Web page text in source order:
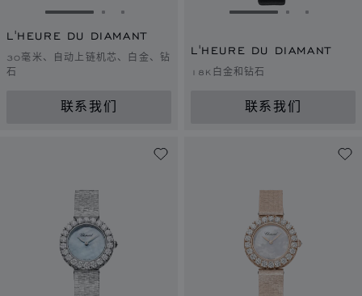
转到幻灯片 1转到幻灯片 2
转到幻灯片 3
L'HEURE DU DIAMANT
30毫米、自动上链机芯、白金、钻
石
联系我们
转到幻灯片 1转到幻灯
转到幻
L'HEURE DU DIAMANT
18K白金和钻石
联系我们